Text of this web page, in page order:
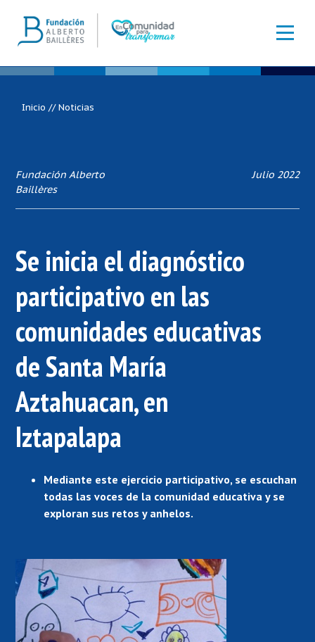
Inicio //Noticias
Fundación Alberto
Baillères
Julio 2022
Se inicia el diagnóstico
participativo en las
comunidades educativas
de Santa María
Aztahuacan, en
Iztapalapa
Mediante este ejercicio participativo, se escuchan
todas las voces de la comunidad educativa y se
exploran sus retos y anhelos.